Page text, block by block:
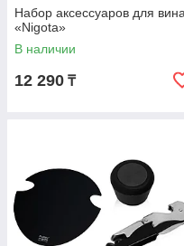
Набор аксессуаров для вина
«Nigota»
В наличии
12 290 ₸